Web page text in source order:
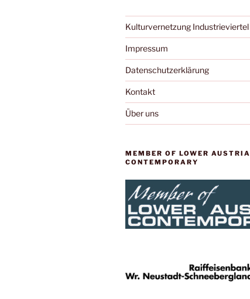
Kulturvernetzung Industrieviertel
Impressum
Datenschutzerklärung
Kontakt
Über uns
MEMBER OF LOWER AUSTRIA
CONTEMPORARY